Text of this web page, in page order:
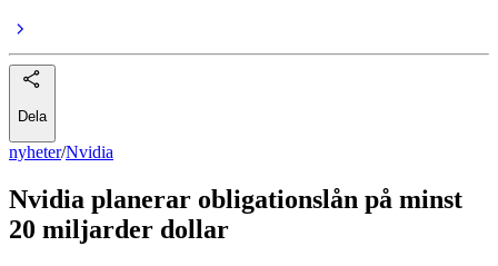
Dela
nyheter/Nvidia
Nvidia planerar obligationslån på minst
20 miljarder dollar